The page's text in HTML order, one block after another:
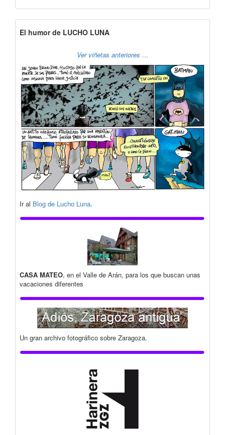
El humor de LUCHO LUNA
Ver viñetas anteriores …
Ir al Blog de Lucho Luna.
CASA MATEO, en el Valle de Arán, para los que buscan unas
vacaciones diferentes
Un gran archivo fotográfico sobre Zaragoza.